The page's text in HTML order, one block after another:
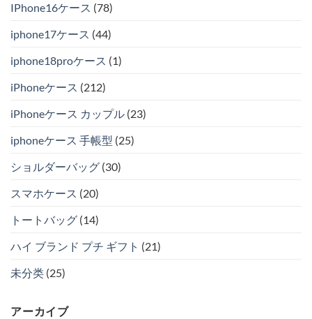
IPhone16ケース (78)
iphone17ケース (44)
iphone18proケース (1)
iPhoneケース (212)
iPhoneケース カップル (23)
iphoneケース 手帳型 (25)
ショルダーバッグ (30)
スマホケース (20)
トートバッグ (14)
ハイ ブランド プチ ギフト (21)
未分类 (25)
アーカイブ